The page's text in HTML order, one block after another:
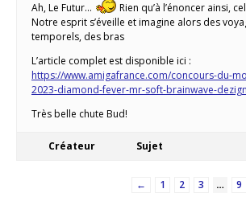
Ah, Le Futur…
Rien qu’à l’énoncer ainsi,
Notre esprit s’éveille et imagine alors des
temporels, des bras
L’article complet est disponible ici :
https://www.amigafrance.com/concours-du-
2023-diamond-fever-mr-soft-brainwave-
Très belle chute Bud!
Créateur Sujet
← 1 2 3 … 9